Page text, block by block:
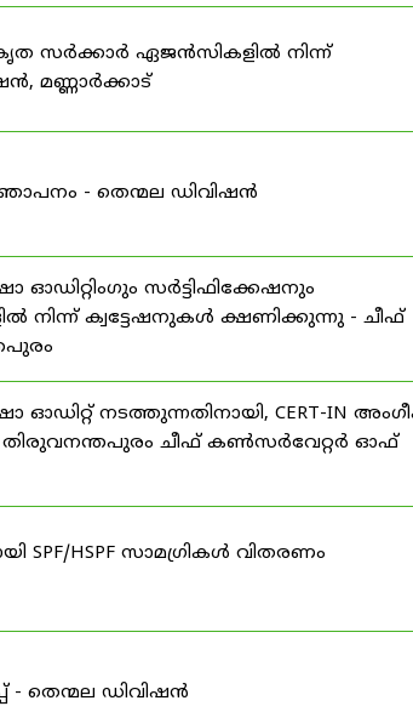
സർക്കാർ ഏജൻസികളിൽ നിന്ന്
മണ്ണാർക്കാട്
- തെന്മല ഡിവിഷൻ
സർട്ടിഫിക്കേഷനും
നിന്ന് ക്വട്ടേഷനുകൾ ക്ഷണിക്കുന്നു - ചീഫ്
നടത്തുന്നതിനായി, CERT-IN
തിരുവനന്തപുരം ചീഫ് കൺസർവേറ്റർ ഓഫ്
SPF/HSPF സാമഗ്രികൾ വിതരണം
- തെന്മല ഡിവിഷൻ